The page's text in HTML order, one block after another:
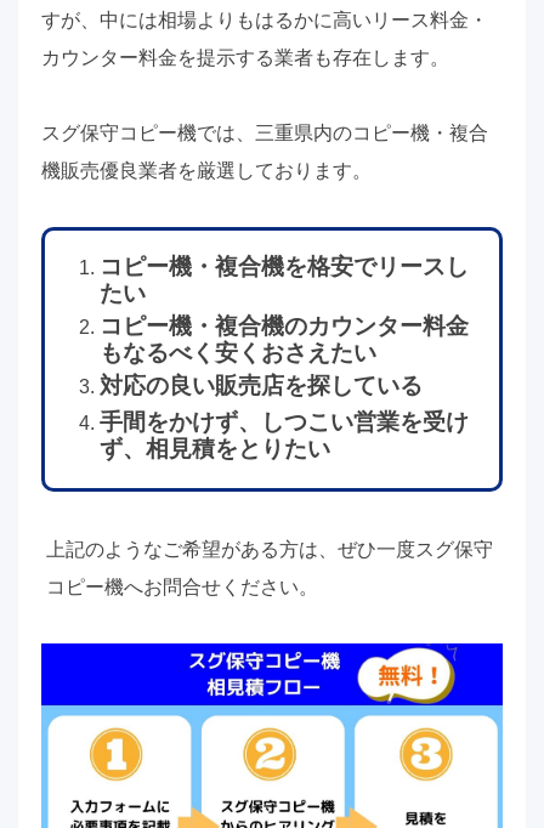
すが、中には相場よりもはるかに高いリース料金・
カウンター料金を提示する業者も存在します。
スグ保守コピー機では、三重県内のコピー機・複合
機販売優良業者を厳選しております。
コピー機・複合機を格安でリースし
たい
コピー機・複合機のカウンター料金
もなるべく安くおさえたい
対応の良い販売店を探している
手間をかけず、しつこい営業を受け
ず、相見積をとりたい
上記のようなご希望がある方は、ぜひ一度スグ保守
コピー機へお問合せください。